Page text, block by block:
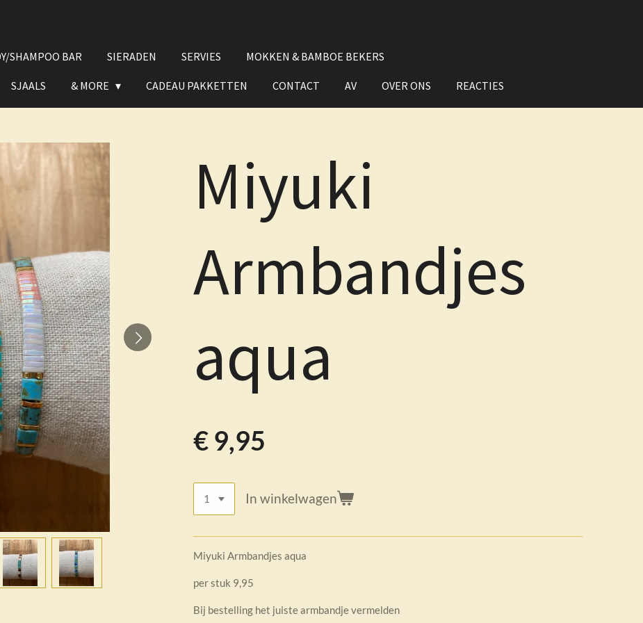
SHAMPOO BAR SIERADEN SERVIES MOKKEN & BAMBOE BEKERS
SJAALS & MORE CADEAU PAKKETTEN CONTACT AV OVER ONS REACTIES
Miyuki
Armbandjes
aqua
€ 9,95
In winkelwagen
Miyuki Armbandjes aqua
per stuk 9,95
Bij bestelling het juiste armbandje vermelden